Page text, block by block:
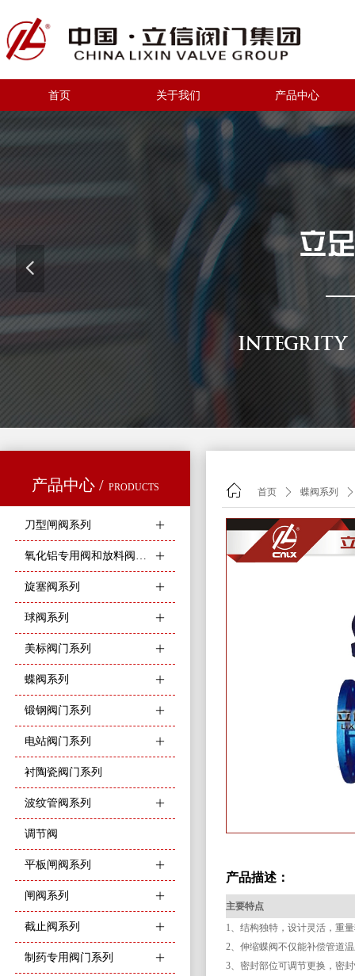
首页 关于我们 产品中心
넳
首页 ꄲ 蝶阀系列 ꄲ
ꀇ
主要特点
1、结构独特，设计灵活，重
2、伸缩蝶阀不仅能补偿管道
3、密封部位可调节更换，密
产品描述：
产品中心 / PRODUCTS
ꄶ
刀型闸阀系列
ꄶ
氧化铝专用阀和放料阀系列
ꄶ
旋塞阀系列
ꄶ
球阀系列
ꄶ
美标阀门系列
ꄶ
蝶阀系列
ꄶ
锻钢阀门系列
ꄶ
电站阀门系列
衬陶瓷阀门系列
ꄶ
波纹管阀系列
调节阀
ꄶ
平板闸阀系列
ꄶ
闸阀系列
ꄶ
截止阀系列
ꄶ
制药专用阀门系列